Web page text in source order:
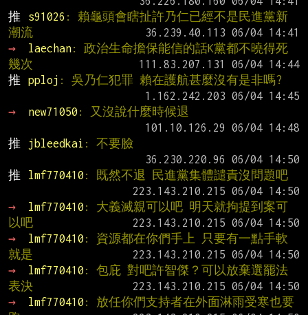
推
s91026 : 賴龜頭會瞎扯許乃仁已經不是民進黨新
潮流
→
laechan: 政治生命擔保能信的話K黨都不曉得死
幾次
推
pploj : 吳乃仁犯罪 賴在護航甚麼沒有是非嗎?
→
new71050 : 又沒說什麼時候退
推
jbleedkai : 不要臉
推
lmf770410 : 既然不退 民進黨集體譴責沒問題吧
→
lmf770410 : 大義滅親可以吧 明天就拘提到案可
以吧
→
lmf770410 : 資源都在你們手上 只要有一點手軟
就是
→
lmf770410 : 包庇 對吧許智傑？可以放棄選罷法
表決
→
lmf770410 : 放任你們支持者在外面淋雨受寒也要